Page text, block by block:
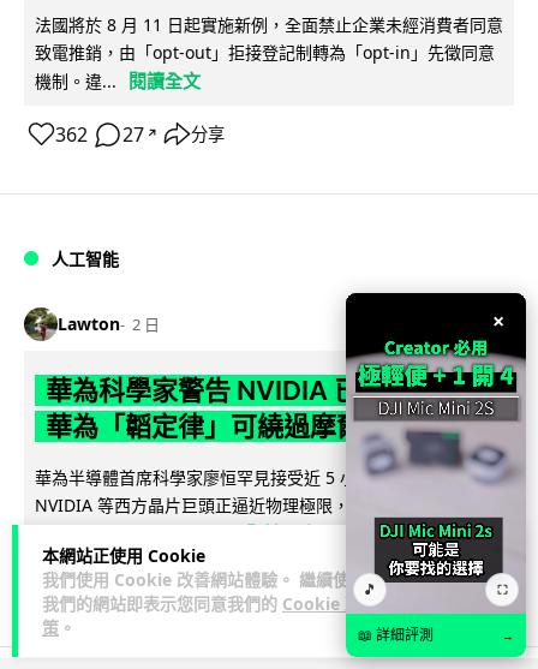
本網站正使用 Cookie
我們使用 Cookie 改善網站體驗。 繼續使用
我們的網站即表示您同意我們的 Cookie 政
策 。
法國將於 8 月 11 日起實施新例，全面禁止企業未經消費者同意
致電推銷，由「opt-out」拒接登記制轉為「opt-in」先徵同意
機制。違...
閱讀全文
362 27 ↗ 分享
人工智能
Lawton 2 日
華為科學家警告 NVIDIA 已近物理極限
華為「韜定律」可繞過摩爾定律瓶頸
華為半導體首席科學家廖恒罕見接受近 5 小時專訪，警告
NVIDIA 等西方晶片巨頭正逼近物理極限，傳統製程升級已失經
閱讀全文
1,593 602 ↗ 分享
×
🎵 ⛶
📖 詳細評測 →